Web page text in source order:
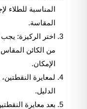
المناسبة للطلاء
المقاسة.
اختر الركيزة:
من الكائن
الإمكان.
لمعايرة
الدليل.
بعد معايرة